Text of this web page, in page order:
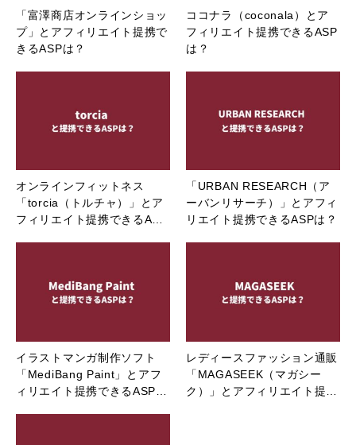
「富澤商店オンラインショッ
プ」とアフィリエイト提携で
きるASPは？
ココナラ（coconala）とア
フィリエイト提携できるASP
は？
オンラインフィットネス
「torcia（トルチャ）」とア
フィリエイト提携できるA…
「URBAN RESEARCH（ア
ーバンリサーチ）」とアフィ
リエイト提携できるASPは？
イラストマンガ制作ソフト
「MediBang Paint」とアフ
ィリエイト提携できるASP…
レディースファッション通販
「MAGASEEK（マガシー
ク）」とアフィリエイト提…